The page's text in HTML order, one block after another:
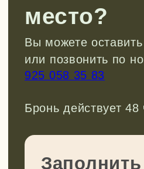
Мы в Rutube
Канал в Max
Смотреть в VK